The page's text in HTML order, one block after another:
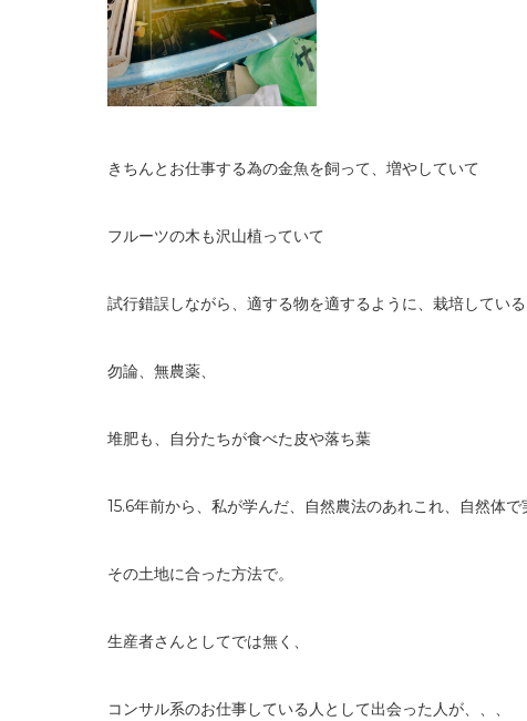
きちんとお仕事する為の金魚を飼って、増やしていて
フルーツの木も沢山植っていて
試行錯誤しながら、適する物を適するように、栽培している
勿論、無農薬、
堆肥も、自分たちが食べた皮や落ち葉
15.6年前から、私が学んだ、自然農法のあれこれ、自然体で
その土地に合った方法で。
生産者さんとしてでは無く、
コンサル系のお仕事している人として出会った人が、、、